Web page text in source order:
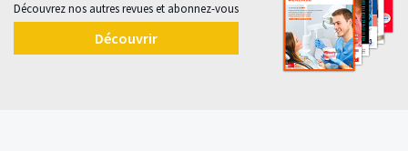
Découvrez nos autres revues et abonnez-vous
Découvrir